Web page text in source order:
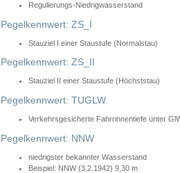
Regulierungs-Niedrigwasserstand
Pegelkennwert: ZS_I
Stauziel I einer Staustufe (Normalstau)
Pegelkennwert: ZS_II
Stauziel II einer Staustufe (Höchststau)
Pegelkennwert: TUGLW
Verkehrsgesicherte Fahrrinnentiefe unter
Pegelkennwert: NNW
niedrigster bekannter Wasserstand
Beispiel: NNW (3.2.1942) 9,30 m